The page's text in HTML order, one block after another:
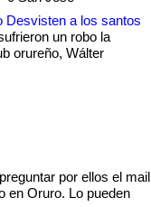
Desvisten a los santos
un robo la
orureño, Wálter
por ellos el mail
en Oruro. Lo pueden